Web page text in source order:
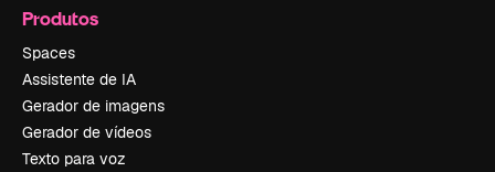
Produtos
Spaces
Assistente de IA
Gerador de imagens
Gerador de vídeos
Texto para voz